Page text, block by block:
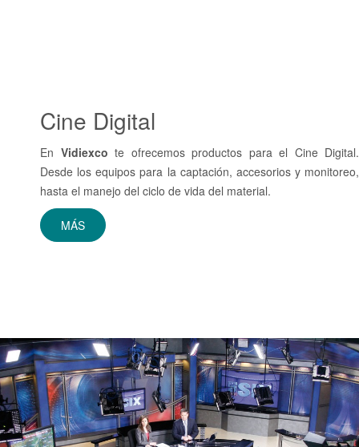
Cine Digital
En Vidiexco te ofrecemos productos para el Cine Digital.
Desde los equipos para la captación, accesorios y monitoreo,
hasta el manejo del ciclo de vida del material.
MÁS